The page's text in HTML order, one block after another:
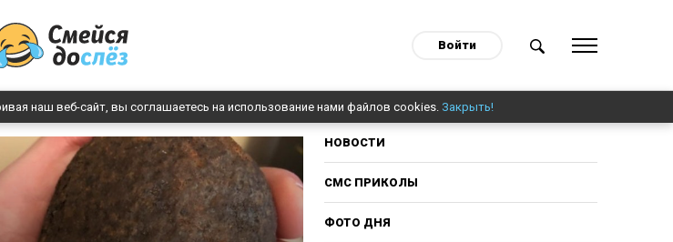
Войти
наш веб-сайт, вы соглашаетесь на использование нами файлов cookies. Закрыть!
НОВОСТИ
СМС ПРИКОЛЫ
ФОТО ДНЯ